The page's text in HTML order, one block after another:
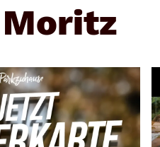
Moritz